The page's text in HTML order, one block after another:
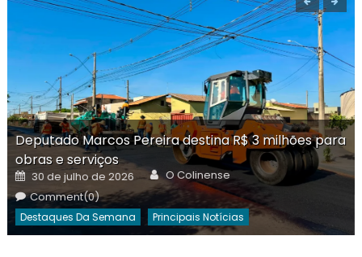
Deputado Marcos Pereira destina R$ 3 milhões para
obras e serviços
Posted
on
30 de julho de 2026 Author
O Colinense
Comment(0)
Destaques Da Semana Principais Notícias